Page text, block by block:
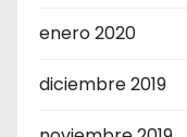
enero 2020
diciembre 2019